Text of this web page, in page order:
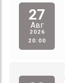
27
Авг
2026
20:00